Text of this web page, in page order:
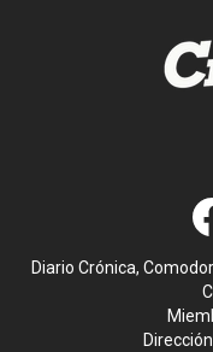
Diario Crónica,